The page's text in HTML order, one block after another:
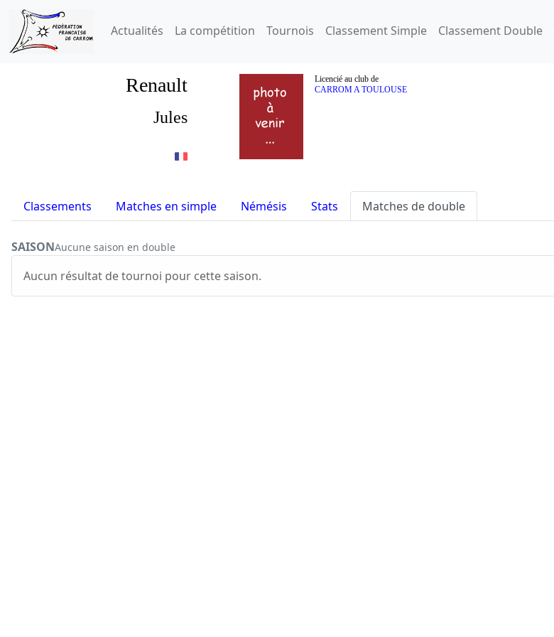
Actualités La compétition Tournois Classement Simple Classement Double
Renault
Licencié au club de
CARROM A TOULOUSE
Jules
Classements Matches en simple Némésis Stats Matches de double
SAISONAucune saison en double
Aucun résultat de tournoi pour cette saison.